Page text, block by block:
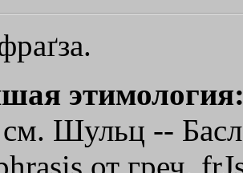
Шульц --
от греч.